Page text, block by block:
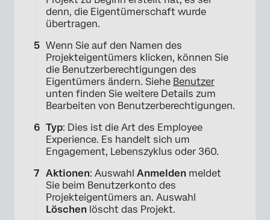
denn, die Eigentümerschaft wurde
übertragen.
Wenn Sie auf den Namen des
Projekteigentümers klicken, können Sie
die Benutzerberechtigungen des
Eigentümers ändern. Siehe Benutzer
unten finden Sie weitere Details zum
Bearbeiten von Benutzerberechtigungen.
Typ: Dies ist die Art des Employee
Experience. Es handelt sich um
Engagement, Lebenszyklus oder 360.
Aktionen: Auswahl Anmelden meldet
Sie beim Benutzerkonto des
Projekteigentümers an. Auswahl
Löschen löscht das Projekt.